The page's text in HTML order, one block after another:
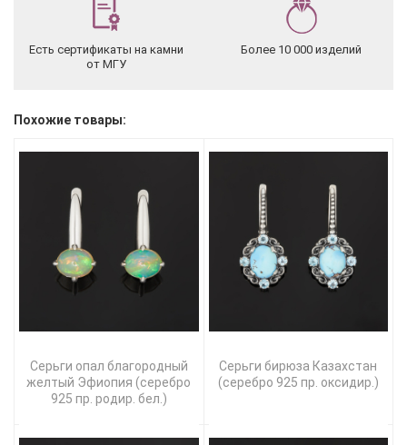
Есть сертификаты на камни
от МГУ
Более 10 000 изделий
Похожие товары:
Серьги опал благородный
желтый Эфиопия (серебро
925 пр. родир. бел.)
Серьги бирюза Казахстан
(серебро 925 пр. оксидир.)